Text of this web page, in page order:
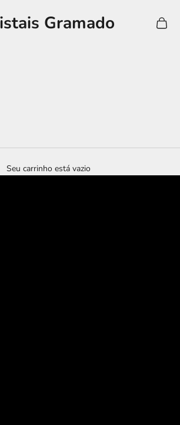
Gramado
Seu carrinho está vazio
tour imersivo